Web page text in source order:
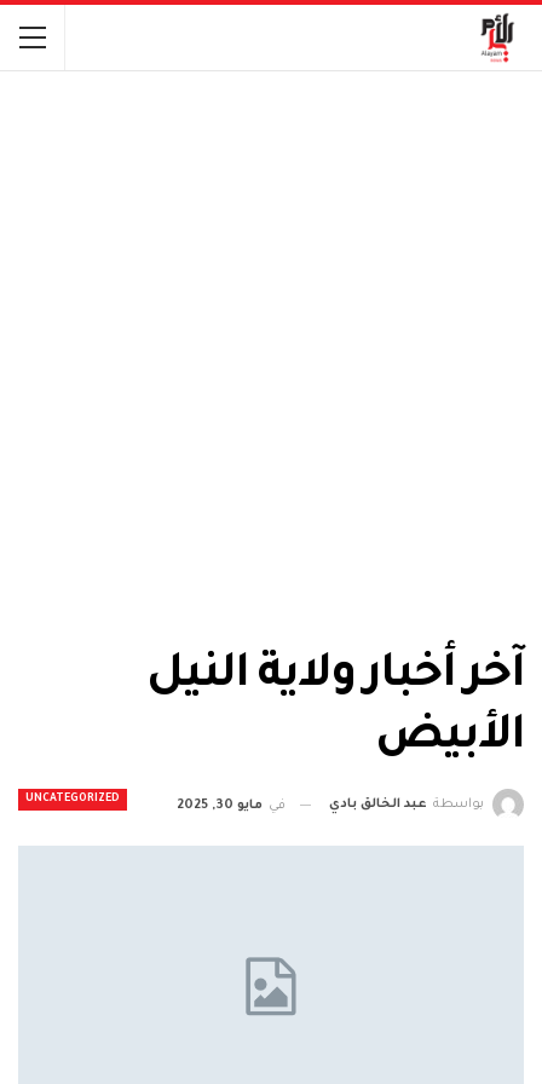
آخر أخبار ولاية النيل
الأبيض
UNCATEGORIZED بواسطة عبد الخالق بادي في مايو 30, 2025